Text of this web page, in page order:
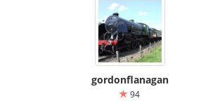
gordonflanagan
94